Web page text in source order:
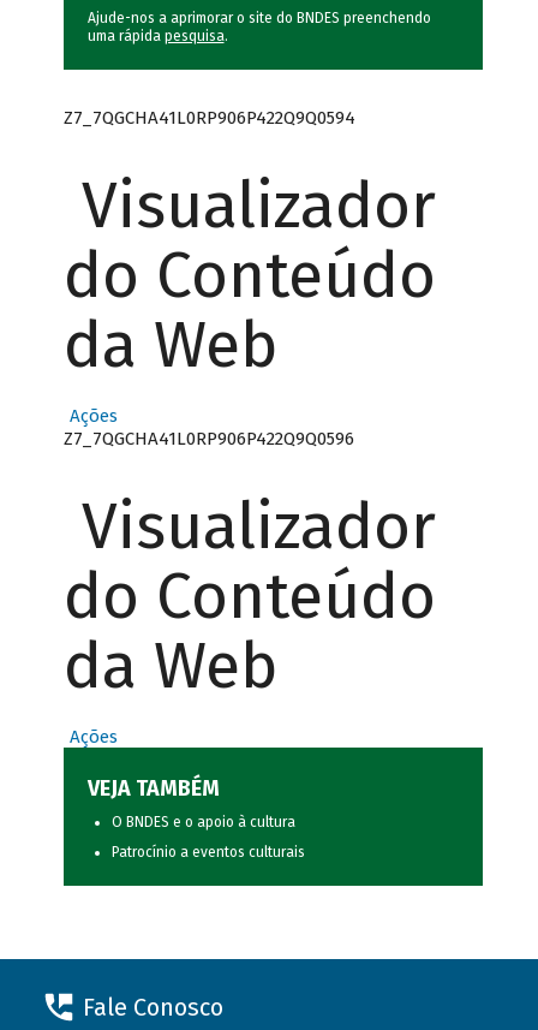
Ajude-nos a aprimorar o site do BNDES preenchendo
uma rápida pesquisa.
Z7_7QGCHA41L0RP906P422Q9Q0594
Visualizador
do Conteúdo
da Web
Ações
Z7_7QGCHA41L0RP906P422Q9Q0596
Visualizador
do Conteúdo
da Web
Ações
VEJA TAMBÉM
O BNDES e o apoio à cultura
Patrocínio a eventos culturais
Fale Conosco